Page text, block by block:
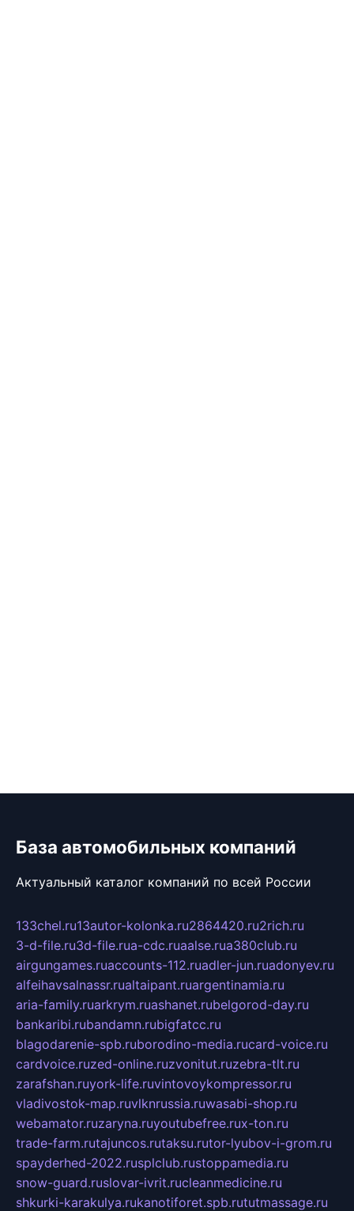
База автомобильных компаний
Актуальный каталог компаний по всей России
133chel.ru13autor-kolonka.ru2864420.ru2rich.ru
3-d-file.ru3d-file.rua-cdc.ruaalse.rua380club.ru
airgungames.ruaccounts-112.ruadler-jun.ruadonyev.ru
alfeihavsalnassr.rualtaipant.ruargentinamia.ru
aria-family.ruarkrym.ruashanet.rubelgorod-day.ru
bankaribi.rubandamn.rubigfatcc.ru
blagodarenie-spb.ruborodino-media.rucard-voice.ru
cardvoice.ruzed-online.ruzvonitut.ruzebra-tlt.ru
zarafshan.ruyork-life.ruvintovoykompressor.ru
vladivostok-map.ruvlknrussia.ruwasabi-shop.ru
webamator.ruzaryna.ruyoutubefree.rux-ton.ru
trade-farm.rutajuncos.rutaksu.rutor-lyubov-i-grom.ru
spayderhed-2022.rusplclub.rustoppamedia.ru
snow-guard.ruslovar-ivrit.rucleanmedicine.ru
shkurki-karakulya.rukanotiforet.spb.rututmassage.ru